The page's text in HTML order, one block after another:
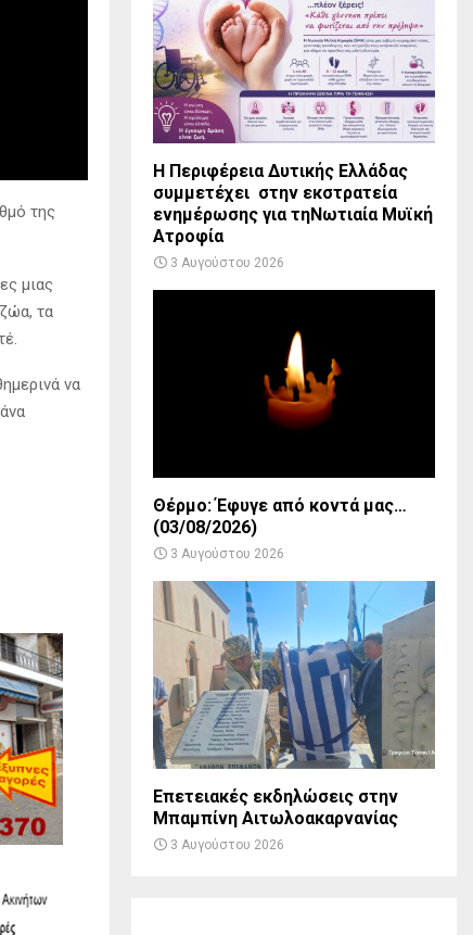
της
μιας
τα
να
Η Περιφέρεια Δυτικής Ελλάδας
συμμετέχει στην εκστρατεία
ενημέρωσης για τηΝωτιαία Μυϊκή
Ατροφία
3 Αυγούστου 2026
Θέρμο: Έφυγε από κοντά μας…
(03/08/2026)
3 Αυγούστου 2026
Επετειακές εκδηλώσεις στην
Μπαμπίνη Αιτωλοακαρνανίας
3 Αυγούστου 2026